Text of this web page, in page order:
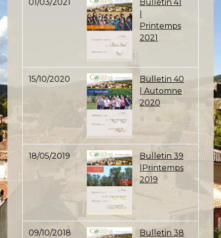
01/03/2021
Bulletin 41
Printemps
2021
15/10/2020
Bulletin 40
| Automne
2020
18/05/2019
Bulletin 39
|Printemps
2019
09/10/2018
Bulletin 38